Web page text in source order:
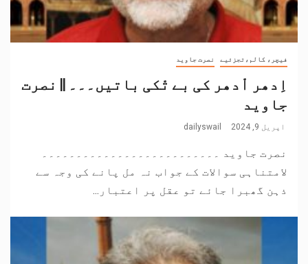
فیچر، کالم،تجزئیے نصرت جاوید
اِدھر اْدھر کی بے تْکی باتیں۔۔۔ || نصرت
جاوید
اپریل 9, 2024 dailyswail
نصرت جاوید ۔۔۔۔۔۔۔۔۔۔۔۔۔۔۔۔۔۔۔۔۔۔۔۔۔۔
لامتناہی سوالات کے جواب نہ مل پانے کی وجہ سے
ذہن گھبرا جائے تو عقل پر اعتبار...